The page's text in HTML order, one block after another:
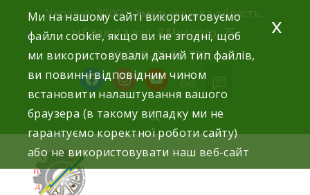
Україна, 30000, Хмельницька область,
м.Славута вул. Я.Мудрого, 75.
+38(097)-76-89-770
Ми на нашому сайті використовуємо
файли cookie, якщо ви не згодні, щоб
ми використовували даний тип файлів,
ви повинні відповідним чином
встановити налаштування вашого
браузера (в такому випадку ми не
гарантуємо коректної роботи сайту)
або не використовувати наш веб-сайт
x